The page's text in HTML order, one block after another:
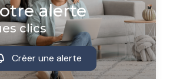
alerte
clics
Créer une alerte